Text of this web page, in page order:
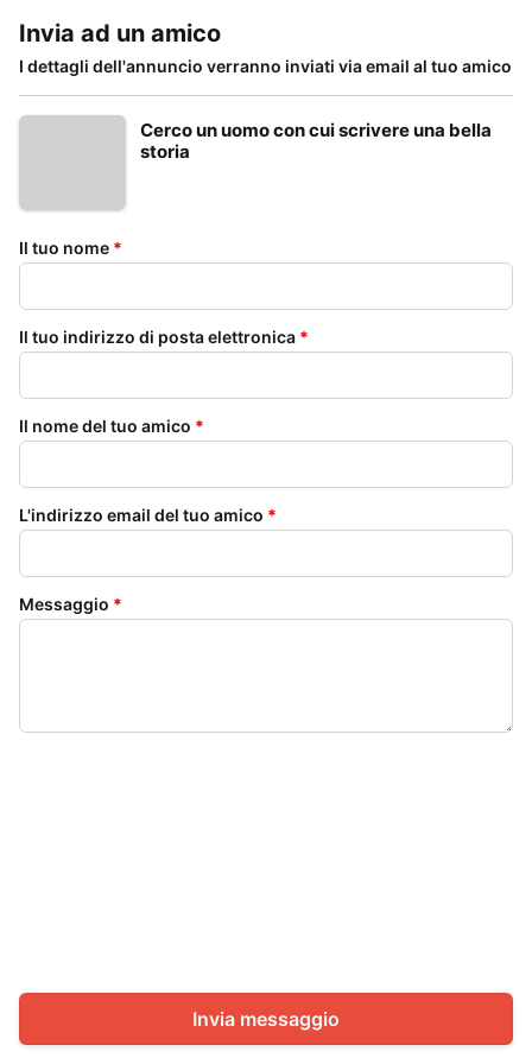
Invia ad un amico
I dettagli dell'annuncio verranno inviati via email al tuo amico
Cerco un uomo con cui scrivere una bella
storia
Il tuo nome *
Il tuo indirizzo di posta elettronica *
Il nome del tuo amico *
L'indirizzo email del tuo amico *
Messaggio *
Invia messaggio